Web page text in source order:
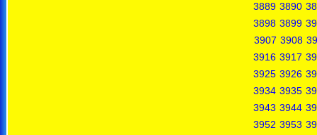
3889 3890
3898 3899
3907 3908
3916 3917
3925 3926
3934 3935
3943 3944
3952 3953